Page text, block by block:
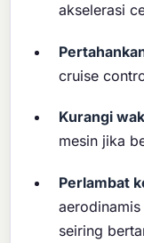
akselerasi
cruise
Kurangi
mesin jika
Perlambat
seiring